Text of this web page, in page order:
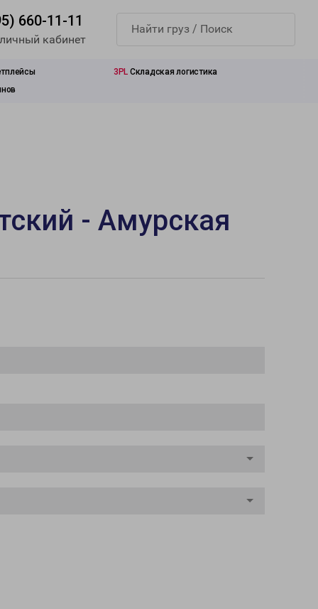
660-11-11
кабинет
3PL Складская логистика
- Амурская